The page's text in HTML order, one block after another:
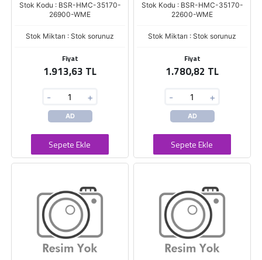
Stok Kodu : BSR-HMC-35170-
26900-WME
Stok Miktarı : Stok sorunuz
Fiyat
1.913,63 TL
- +
AD
Sepete Ekle
Stok Kodu : BSR-HMC-35170-
22600-WME
Stok Miktarı : Stok sorunuz
Fiyat
1.780,82 TL
- +
AD
Sepete Ekle